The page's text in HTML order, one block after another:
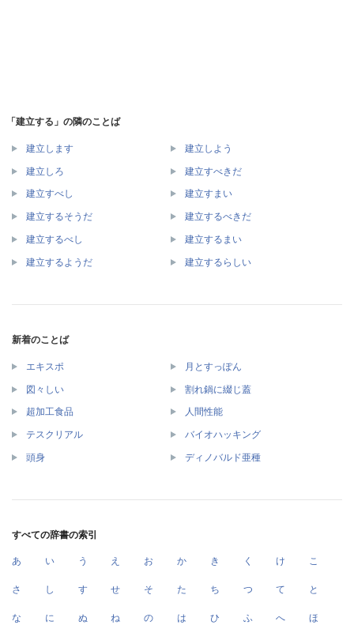
「建立する」の隣のことば
建立します 建立しよう
建立しろ 建立すべきだ
建立すべし 建立すまい
建立するそうだ 建立するべきだ
建立するべし 建立するまい
建立するようだ 建立するらしい
新着のことば
エキスポ 月とすっぽん
図々しい 割れ鍋に綴じ蓋
超加工食品 人間性能
テスクリアル バイオハッキング
頭身 ディノバルド亜種
すべての辞書の索引
あ い う え お か き く け こ
さ し す せ そ た ち つ て と
な に ぬ ね の は ひ ふ へ ほ